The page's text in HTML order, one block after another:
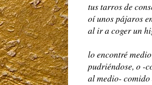
tus tarros de
oí unos pájaros
al ir a coger un
lo encontré
pudriéndose, o -
al medio-